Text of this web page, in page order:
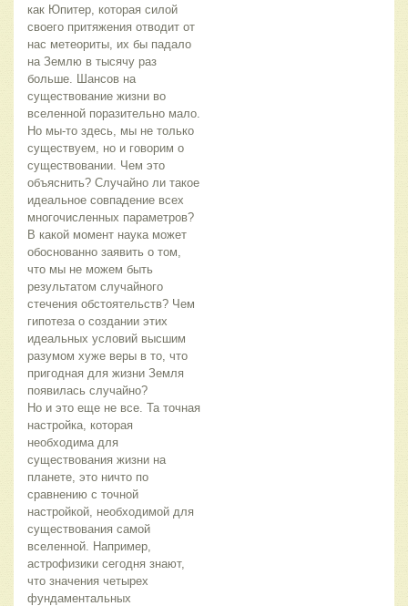
как Юпитер, которая силой
своего притяжения отводит от
нас метеориты, их бы падало
на Землю в тысячу раз
больше. Шансов на
существование жизни во
вселенной поразительно мало.
Но мы-то здесь, мы не только
существуем, но и говорим о
существовании. Чем это
объяснить? Случайно ли такое
идеальное совпадение всех
многочисленных параметров?
В какой момент наука может
обоснованно заявить о том,
что мы не можем быть
результатом случайного
стечения обстоятельств? Чем
гипотеза о создании этих
идеальных условий высшим
разумом хуже веры в то, что
пригодная для жизни Земля
появилась случайно?
Но и это еще не все. Та точная
настройка, которая
необходима для
существования жизни на
планете, это ничто по
сравнению с точной
настройкой, необходимой для
существования самой
вселенной. Например,
астрофизики сегодня знают,
что значения четырех
фундаментальных